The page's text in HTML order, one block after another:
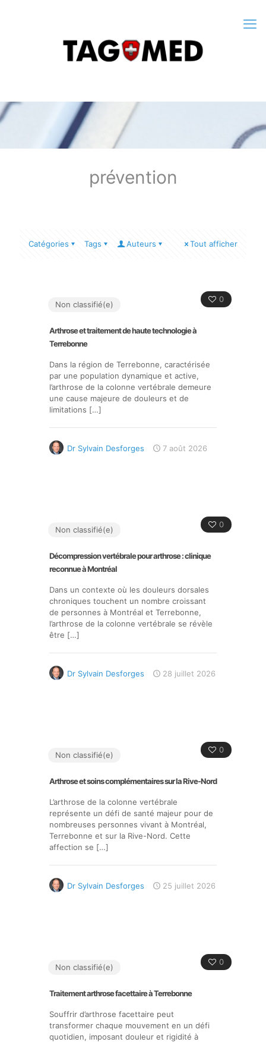
prévention
Catégories Tags Auteurs Tout afficher
0
Non classifié(e)
Arthrose et traitement de haute technologie à
Terrebonne
Dans la région de Terrebonne, caractérisée
par une population dynamique et active,
l’arthrose de la colonne vertébrale demeure
une cause majeure de douleurs et de
limitations […]
Dr Sylvain Desforges 7 août 2026
0
Non classifié(e)
Décompression vertébrale pour arthrose : clinique
reconnue à Montréal
Dans un contexte où les douleurs dorsales
chroniques touchent un nombre croissant
de personnes à Montréal et Terrebonne,
l’arthrose de la colonne vertébrale se révèle
être […]
Dr Sylvain Desforges 28 juillet 2026
0
Non classifié(e)
Arthrose et soins complémentaires sur la Rive-Nord
L’arthrose de la colonne vertébrale
représente un défi de santé majeur pour de
nombreuses personnes vivant à Montréal,
Terrebonne et sur la Rive-Nord. Cette
affection se […]
Dr Sylvain Desforges 25 juillet 2026
0
Non classifié(e)
Traitement arthrose facettaire à Terrebonne
Souffrir d’arthrose facettaire peut
transformer chaque mouvement en un défi
quotidien, imposant douleur et rigidité à